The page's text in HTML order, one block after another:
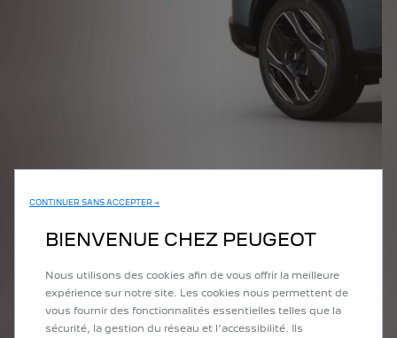
CONTINUER SANS ACCEPTER →
BIENVENUE CHEZ PEUGEOT
Nous utilisons des cookies afin de vous offrir la meilleure
expérience sur notre site. Les cookies nous permettent de
vous fournir des fonctionnalités essentielles telles que la
sécurité, la gestion du réseau et l’accessibilité. Ils